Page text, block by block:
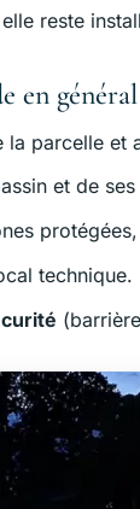
reste
en général
la parcelle et
et de
technique.